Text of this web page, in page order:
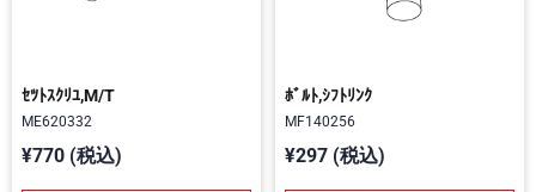
ｾﾂﾄｽｸﾘﾕ,M/T
ME620332
¥770 (税込)
ﾎﾞﾙﾄ,ｼﾌﾄﾘﾝｸ
MF140256
¥297 (税込)